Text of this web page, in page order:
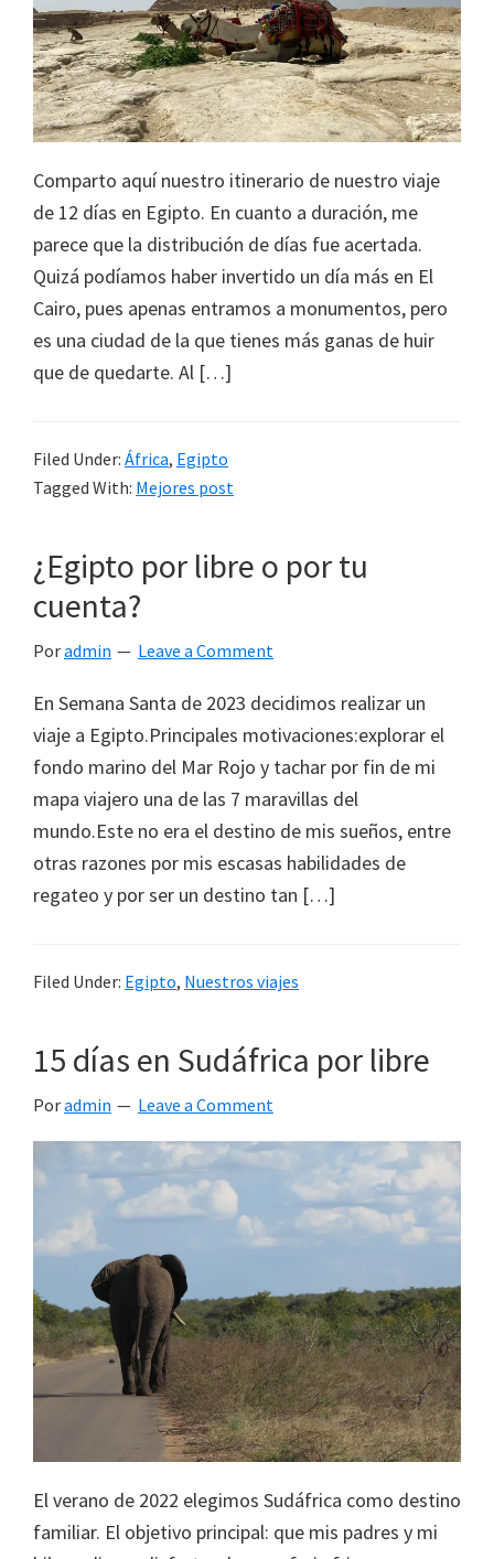
la
infancia"
Comparto aquí nuestro itinerario de nuestro viaje
de 12 días en Egipto. En cuanto a duración, me
parece que la distribución de días fue acertada.
Quizá podíamos haber invertido un día más en El
Cairo, pues apenas entramos a monumentos, pero
es una ciudad de la que tienes más ganas de huir
que de quedarte. Al […]
Filed Under: África, Egipto
Tagged With: Mejores post
¿Egipto por libre o por tu
cuenta?
Poradmin Leave a Comment
En Semana Santa de 2023 decidimos realizar un
viaje a Egipto.Principales motivaciones:explorar el
fondo marino del Mar Rojo y tachar por fin de mi
mapa viajero una de las 7 maravillas del
mundo.Este no era el destino de mis sueños, entre
otras razones por mis escasas habilidades de
regateo y por ser un destino tan […]
Filed Under: Egipto, Nuestros viajes
15 días en Sudáfrica por libre
Poradmin Leave a Comment
El verano de 2022 elegimos Sudáfrica como destino
familiar. El objetivo principal: que mis padres y mi